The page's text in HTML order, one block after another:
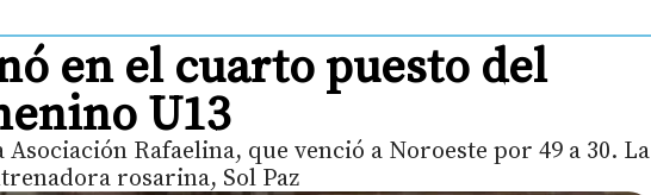
en el cuarto puesto del
U13
Rafaelina, que venció a Noroeste por 49 a 30. La
rosarina, Sol Paz